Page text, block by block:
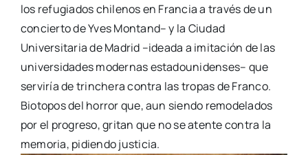
los refugiados chilenos en Francia a través de un
concierto de Yves Montand– y la Ciudad
Universitaria de Madrid –ideada a imitación de las
universidades modernas estadounidenses– que
serviría de trinchera contra las tropas de Franco.
Biotopos del horror que, aun siendo remodelados
por el progreso, gritan que no se atente contra la
memoria, pidiendo justicia.